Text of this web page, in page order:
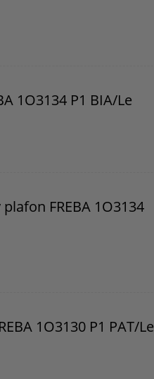
1O3134 P1 BIA/Le
FREBA 1O3134
1O3130 P1 PAT/Le